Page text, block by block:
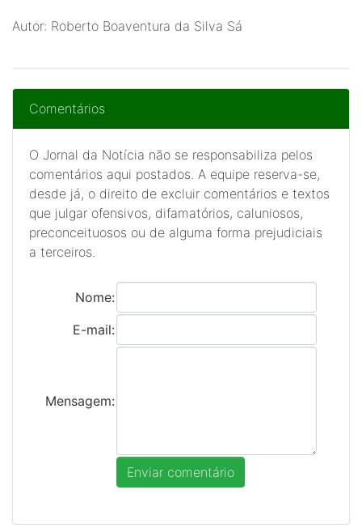
Autor: Roberto Boaventura da Silva Sá
Comentários
O Jornal da Notícia não se responsabiliza pelos
comentários aqui postados. A equipe reserva-se,
desde já, o direito de excluir comentários e textos
que julgar ofensivos, difamatórios, caluniosos,
preconceituosos ou de alguma forma prejudiciais
a terceiros.
Nome:
E-mail:
Mensagem: